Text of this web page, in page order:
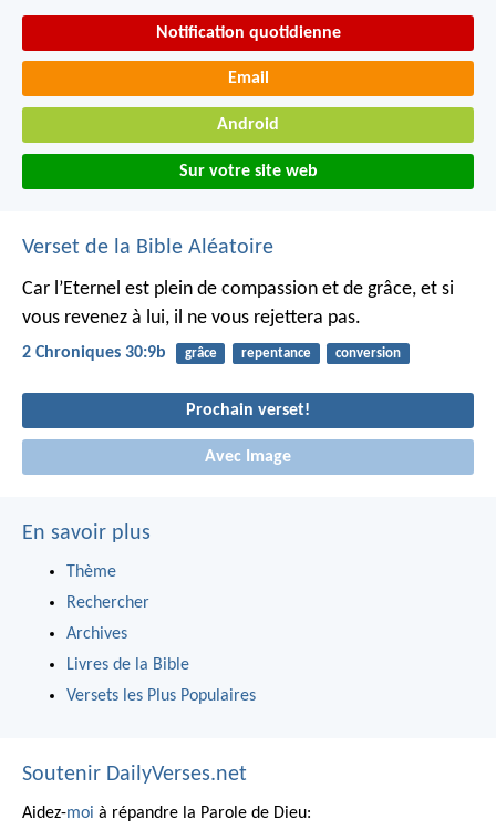
Notification quotidienne
Email
Android
Sur votre site web
Verset de la Bible Aléatoire
Car l’Eternel est plein de compassion et de grâce, et si
vous revenez à lui, il ne vous rejettera pas.
2 Chroniques 30:9b grâce repentance conversion
Prochain verset!
Avec Image
En savoir plus
Thème
Rechercher
Archives
Livres de la Bible
Versets les Plus Populaires
Soutenir DailyVerses.net
Aidez-moi à répandre la Parole de Dieu: